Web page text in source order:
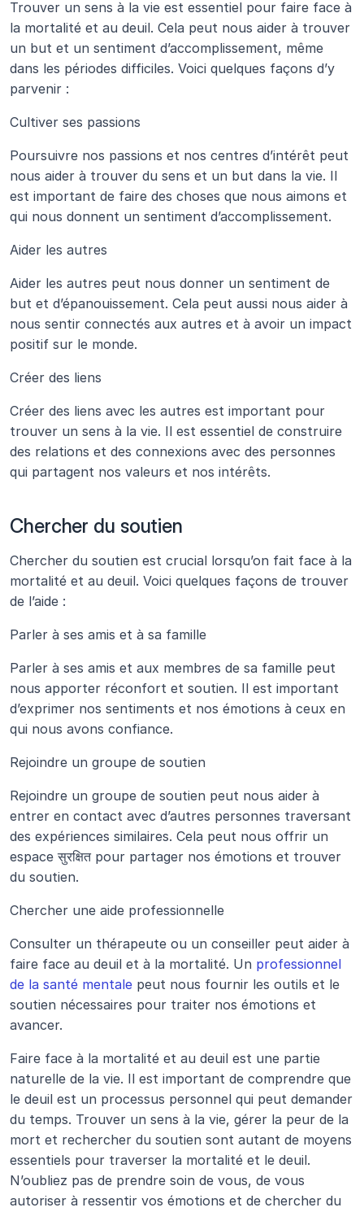
Trouver un sens à la vie est essentiel pour faire face à
la mortalité et au deuil. Cela peut nous aider à trouver
un but et un sentiment d’accomplissement, même
dans les périodes difficiles. Voici quelques façons d’y
parvenir :
Cultiver ses passions
Poursuivre nos passions et nos centres d’intérêt peut
nous aider à trouver du sens et un but dans la vie. Il
est important de faire des choses que nous aimons et
qui nous donnent un sentiment d’accomplissement.
Aider les autres
Aider les autres peut nous donner un sentiment de
but et d’épanouissement. Cela peut aussi nous aider à
nous sentir connectés aux autres et à avoir un impact
positif sur le monde.
Créer des liens
Créer des liens avec les autres est important pour
trouver un sens à la vie. Il est essentiel de construire
des relations et des connexions avec des personnes
qui partagent nos valeurs et nos intérêts.
Chercher du soutien
Chercher du soutien est crucial lorsqu’on fait face à la
mortalité et au deuil. Voici quelques façons de trouver
de l’aide :
Parler à ses amis et à sa famille
Parler à ses amis et aux membres de sa famille peut
nous apporter réconfort et soutien. Il est important
d’exprimer nos sentiments et nos émotions à ceux en
qui nous avons confiance.
Rejoindre un groupe de soutien
Rejoindre un groupe de soutien peut nous aider à
entrer en contact avec d’autres personnes traversant
des expériences similaires. Cela peut nous offrir un
espace सुरक्षित pour partager nos émotions et trouver
du soutien.
Chercher une aide professionnelle
Consulter un thérapeute ou un conseiller peut aider à
faire face au deuil et à la mortalité. Un professionnel
de la santé mentale peut nous fournir les outils et le
soutien nécessaires pour traiter nos émotions et
avancer.
Faire face à la mortalité et au deuil est une partie
naturelle de la vie. Il est important de comprendre que
le deuil est un processus personnel qui peut demander
du temps. Trouver un sens à la vie, gérer la peur de la
mort et rechercher du soutien sont autant de moyens
essentiels pour traverser la mortalité et le deuil.
N’oubliez pas de prendre soin de vous, de vous
autoriser à ressentir vos émotions et de chercher du